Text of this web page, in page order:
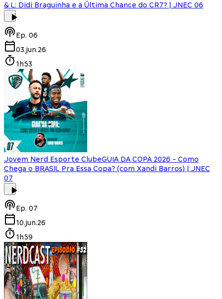
& L: Didi Braguinha e a Última Chance do CR7? | JNEC 06
Ep. 06
03.jun.26
1h53
Jovem Nerd Esporte ClubeGUIA DA COPA 2026 - Como
Chega o BRASIL Pra Essa Copa? (com Xandi Barros) | JNEC
07
Ep. 07
10.jun.26
1h59